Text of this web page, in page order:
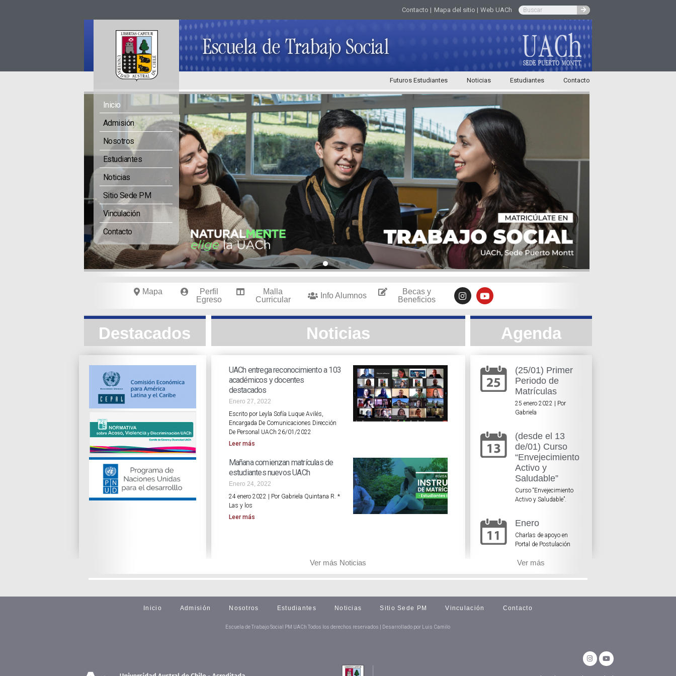
Contacto | Mapa del sitio | Web UACh
Futuros Estudiantes Noticias Estudiantes Contacto
Inicio
Admisión
Nosotros
Estudiantes
Noticias
Sitio Sede PM
Vinculación
Contacto
Mapa
Perfil
Egreso
Malla
Curricular
Info Alumnos
Becas y
Beneficios
Destacados Noticias Agenda
UACh entrega reconocimiento a 103
académicos y docentes
destacados
Enero 27, 2022
Escrito por Leyla Sofía Luque Avilés,
Encargada De Comunicaciones Dirección
De Personal UACh 26/01/2022
Leer más
Mañana comienzan matrículas de
estudiantes nuevos UACh
Enero 24, 2022
24 enero 2022 | Por Gabriela Quintana R. *
Las y los
Leer más
(25/01) Primer
Periodo de
Matrículas
25 enero 2022 | Por
Gabriela
(desde el 13
de/01) Curso
“Envejecimiento
Activo y
Saludable”
Curso “Envejecimiento
Activo y Saludable”.
Enero
Charlas de apoyo en
Portal de Postulación
Ver más Noticias Ver más
Inicio Admisión Nosotros Estudiantes Noticias Sitio Sede PM Vinculación Contacto
Escuela de Trabajo Social PM UACh Todos los derechos reservados | Desarrollado por Luis Camilo